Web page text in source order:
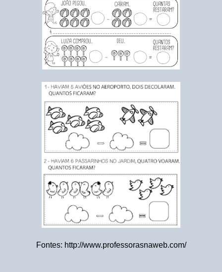
Fontes: http://www.professorasnaweb.com/